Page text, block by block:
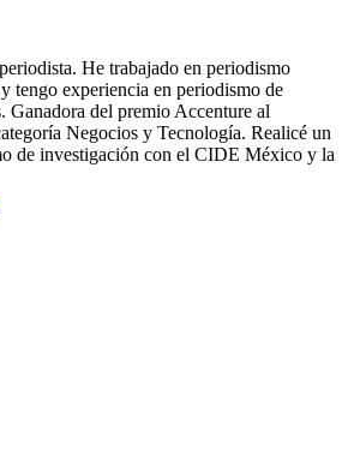
He trabajado en periodismo
tengo experiencia en periodismo de
Ganadora del premio Accenture al
Negocios y Tecnología. Realicé un
de investigación con el CIDE México y la